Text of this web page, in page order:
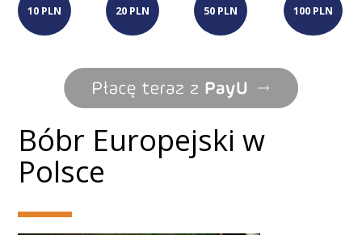
10 PLN 20 PLN 50 PLN 100 PLN
Bóbr Europejski w
Polsce